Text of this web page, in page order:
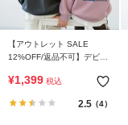
【アウトレット SALE
12%OFF/返品不可】デビラ
エットトレーナー
¥1,399 税込
2.5（4）